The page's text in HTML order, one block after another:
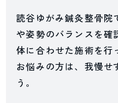
読谷ゆがみ鍼灸整骨院
や姿勢のバランスを確
体に合わせた施術を行
お悩みの方は、我慢せ
う。